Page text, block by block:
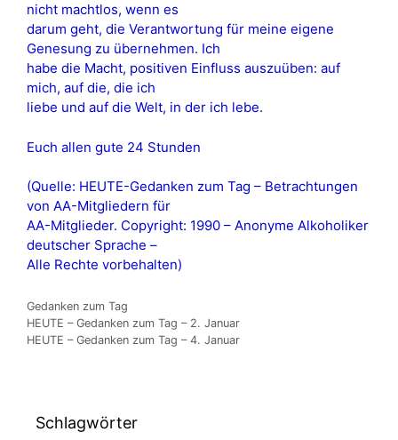
nicht machtlos, wenn es
darum geht, die Verantwortung für meine eigene
Genesung zu übernehmen. Ich
habe die Macht, positiven Einfluss auszuüben: auf
mich, auf die, die ich
liebe und auf die Welt, in der ich lebe.
Euch allen gute 24 Stunden
(Quelle: HEUTE-Gedanken zum Tag – Betrachtungen
von AA-Mitgliedern für
AA-Mitglieder. Copyright: 1990 – Anonyme Alkoholiker
deutscher Sprache –
Alle Rechte vorbehalten)
Kategorien
Gedanken zum Tag
HEUTE – Gedanken zum Tag – 2. Januar
HEUTE – Gedanken zum Tag – 4. Januar
Schlagwörter